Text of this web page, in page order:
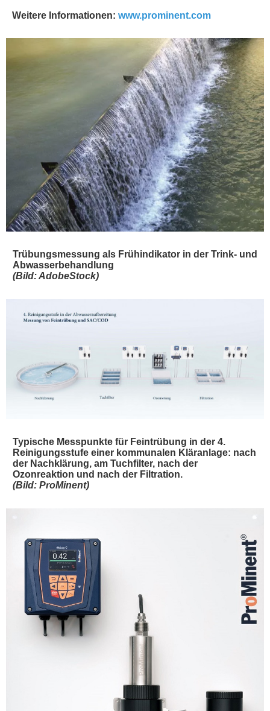
Weitere Informationen: www.prominent.com
Trübungsmessung als Frühindikator in der Trink- und
Abwasserbehandlung
(Bild: AdobeStock)
Typische Messpunkte für Feintrübung in der 4.
Reinigungsstufe einer kommunalen Kläranlage: nach
der Nachklärung, am Tuchfilter, nach der
Ozonreaktion und nach der Filtration.
(Bild: ProMinent)